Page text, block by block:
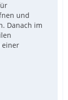
und
Danach im
einer